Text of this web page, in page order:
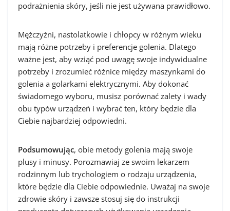
podrażnienia skóry, jeśli nie jest używana prawidłowo.
Mężczyźni, nastolatkowie i chłopcy w różnym wieku
mają różne potrzeby i preferencje golenia. Dlatego
ważne jest, aby wziąć pod uwagę swoje indywidualne
potrzeby i zrozumieć różnice między maszynkami do
golenia a golarkami elektrycznymi. Aby dokonać
świadomego wyboru, musisz porównać zalety i wady
obu typów urządzeń i wybrać ten, który będzie dla
Ciebie najbardziej odpowiedni.
Podsumowując, obie metody golenia mają swoje
plusy i minusy. Porozmawiaj ze swoim lekarzem
rodzinnym lub trychologiem o rodzaju urządzenia,
które będzie dla Ciebie odpowiednie. Uważaj na swoje
zdrowie skóry i zawsze stosuj się do instrukcji